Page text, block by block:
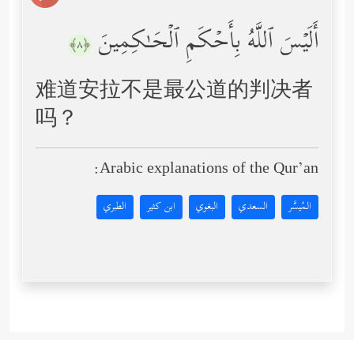
أَلَیۡسَ ٱللَّهُ بِأَحۡكَمِ ٱلۡحَـٰكِمِینَ ﴿٨﴾
难道安拉不是最公道的判决者
吗？
Arabic explanations of the Qur’an:
المُيسَّر السعدي البغوي ابن كثير الطبري